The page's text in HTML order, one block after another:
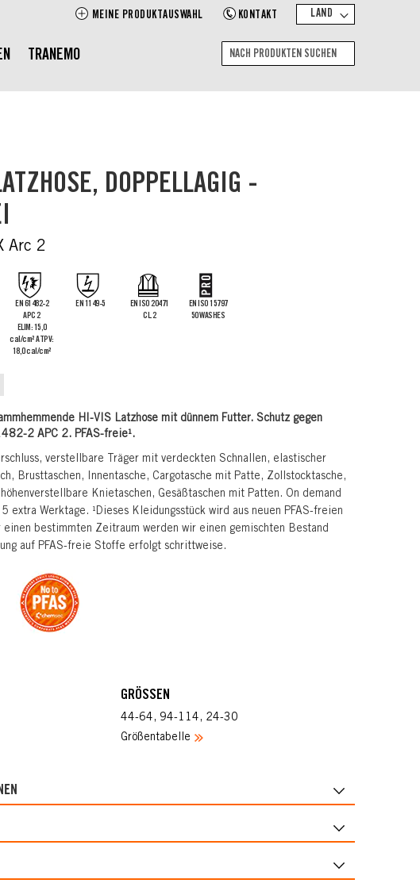
MEINE PRODUKTAUSWAHL KONTAKT LAND
TRANEMO
DOPPELLAGIG -
Arc 2
EN 61482-2
APC 2
ELIM: 15,0
cal/cm² ATPV:
18,0 cal/cm²
EN 1149-5
EN ISO 20471
CL.2
EN ISO 15797
50 WASHES
HI-VIS Latzhose mit dünnem Futter. Schutz gegen
2 APC 2. PFAS-freie¹.
verstellbare Träger mit verdeckten Schnallen, elastischer
Brusttaschen, Innentasche, Cargotasche mit Patte, Zollstocktasche,
Knietaschen, Gesäßtaschen mit Patten. On demand
Werktage. ¹Dieses Kleidungsstück wird aus neuen PFAS-freien
bestimmten Zeitraum werden wir einen gemischten Bestand
auf PFAS-freie Stoffe erfolgt schrittweise.
GRÖSSEN
44-64, 94-114, 24-30
Größentabelle